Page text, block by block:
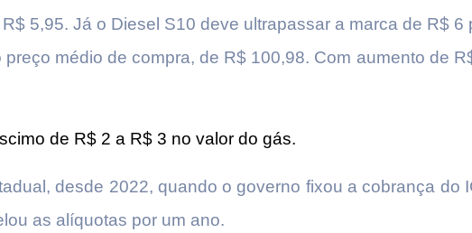
5,95. Já o Diesel S10 deve ultrapassar a marca de R$ 6
médio de compra, de R$ 100,98. Com aumento de
de R$ 2 a R$ 3 no valor do gás.
desde 2022, quando o governo fixou a cobrança do
as alíquotas por um ano.